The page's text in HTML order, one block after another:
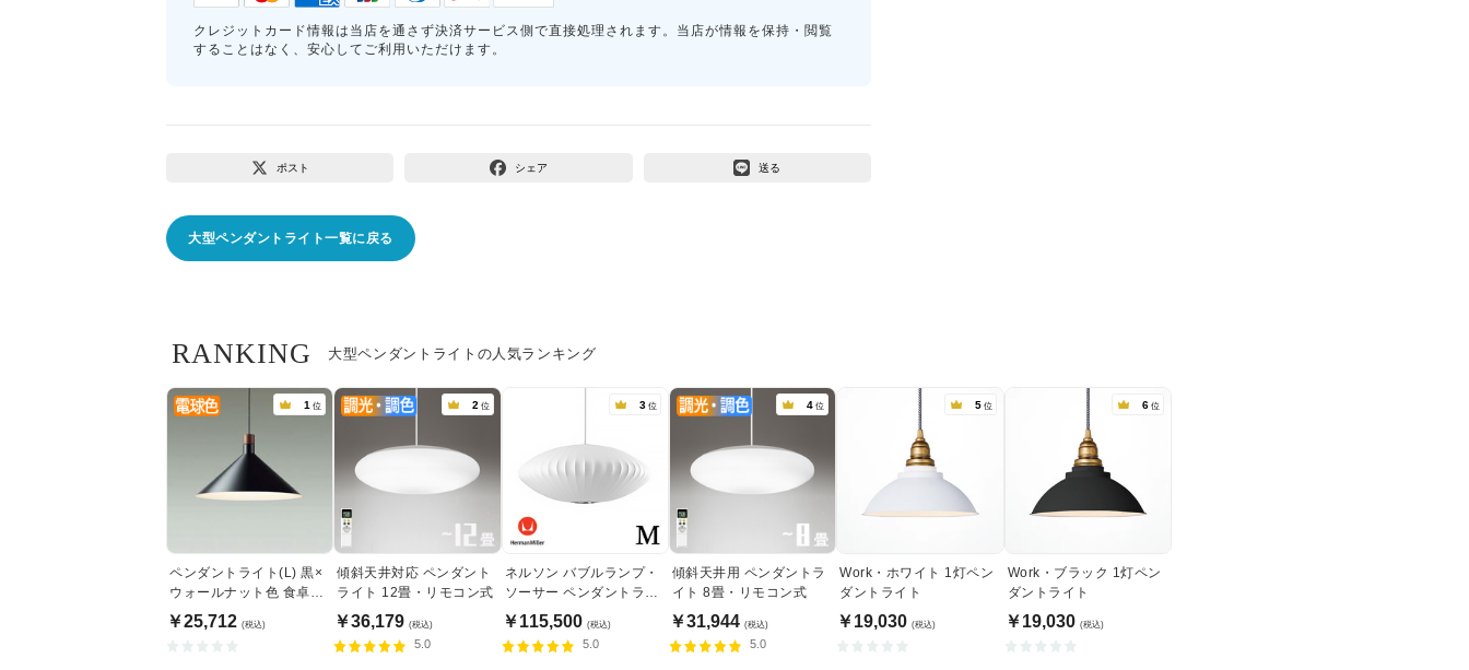
クレジットカード情報は当店を通さず決済サービス側で直接処理されます。当店が情報を保持・閲覧
することはなく、安心してご利用いただけます。
ポスト シェア 送る
大型ペンダントライト一覧に戻る
大型ペンダントライトの人気ランキング
RANKING
1 位
ペンダントライト(L) 黒×
ウォールナット色 食卓照
明 | 100W
￥25,712 (税込)
2 位
傾斜天井対応 ペンダント
ライト 12畳・リモコン式
￥36,179 (税込)
5.0
3 位
ネルソン バブルランプ・
ソーサー ペンダントライ
ト・ミディアム｜ハーマ
ンミラー
￥115,500 (税込)
5.0
4 位
傾斜天井用 ペンダントラ
イト 8畳・リモコン式
￥31,944 (税込)
5.0
5 位
Work・ホワイト 1灯ペン
ダントライト
￥19,030 (税込)
6 位
Work・ブラック 1灯ペン
ダントライト
￥19,030 (税込)